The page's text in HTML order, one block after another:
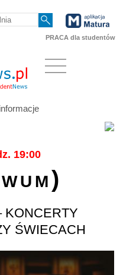
PRACA dla studentów
19:00
KONCERTY
ŚWIECACH